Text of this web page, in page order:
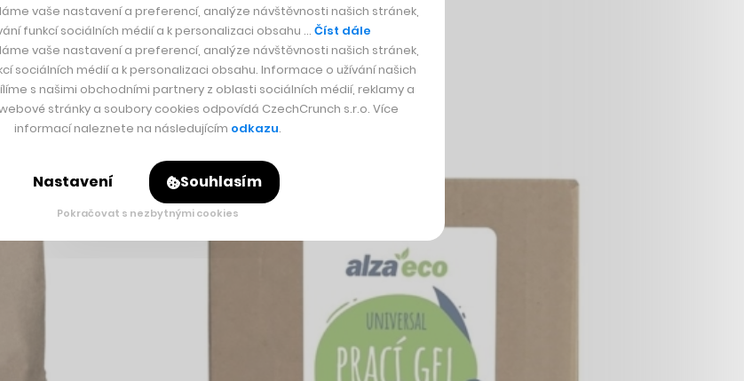
vaše nastavení a preferencí, analýze návštěvnosti našich stránek,
funkcí sociálních médií a k personalizaci obsahu … Číst dále
vaše nastavení a preferencí, analýze návštěvnosti našich stránek,
sociálních médií a k personalizaci obsahu. Informace o užívání našich
s našimi obchodními partnery z oblasti sociálních médií, reklamy a
stránky a soubory cookies odpovídá CzechCrunch s.r.o. Více
informací naleznete na následujícím odkazu.
Nastavení Souhlasím
Pokračovat s nezbytnými cookies